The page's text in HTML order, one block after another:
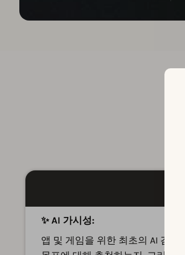
✨ AI 가시성:
앱 및 게임을 위한 최초의 AI 검